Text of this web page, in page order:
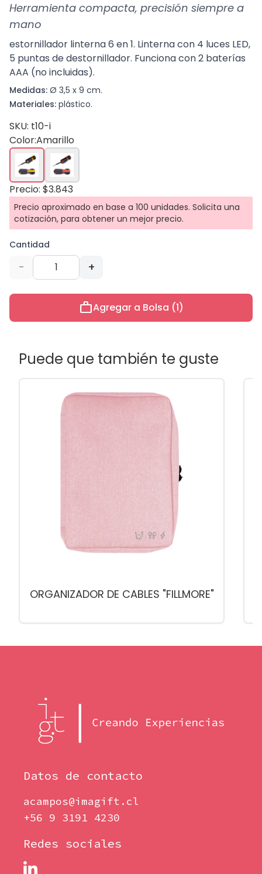
Herramienta compacta, precisión siempre a
mano
estornillador linterna 6 en 1. Linterna con 4 luces LED,
5 puntas de destornillador. Funciona con 2 baterías
AAA (no incluidas).
Medidas: Ø 3,5 x 9 cm.
Materiales: plástico.
SKU: t10-i
Color:Amarillo
Precio: $3.843
Precio aproximado en base a 100 unidades. Solicita una
cotización, para obtener un mejor precio.
Cantidad
- +
workAgregar a Bolsa (1)
Puede que también te guste
ORGANIZADOR DE CABLES "FILLMORE"
Datos de contacto
acampos@imagift.cl
+56 9 3191 4230
Redes sociales